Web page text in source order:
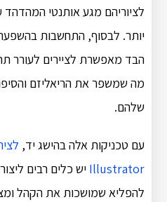
לציוריהם מגע אותנטי
יותר. לבסוף, התחשבות
הבד מאפשרת לציירים לעורר
מה שמשפר את הריאליזם
שלהם.
עם טכניקות אלה בהישג יד,
Illustrator יש כלים רבים
להפליא שמושכות את הקהל